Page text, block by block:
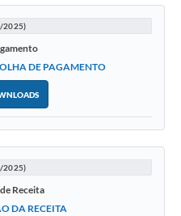
2025)
DE PAGAMENTO
2025)
Receita
DA RECEITA